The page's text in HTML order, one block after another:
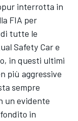
interrotta in
FIA per
tutte le
Safety Car e
in questi ultimi
più aggressive
sempre
un evidente
in